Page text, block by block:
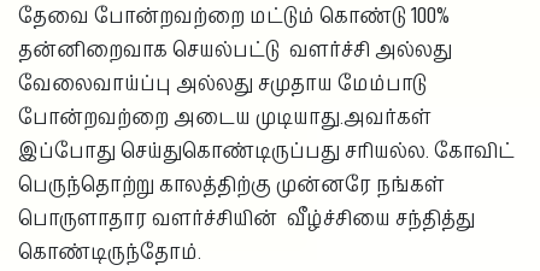
தேவை போன்றவற்றை மட்டும் கொண்டு 100%
தன்னிறைவாக செயல்பட்டு வளர்ச்சி அல்லது
வேலைவாய்ப்பு அல்லது சமுதாய மேம்பாடு
போன்றவற்றை அடைய முடியாது.அவர்கள்
இப்போது செய்துகொண்டிருப்பது சரியல்ல. கோவிட்
பெருந்தொற்று காலத்திற்கு முன்னரே நங்கள்
பொருளாதார வளர்ச்சியின் வீழ்ச்சியை சந்தித்து
கொண்டிருந்தோம்.